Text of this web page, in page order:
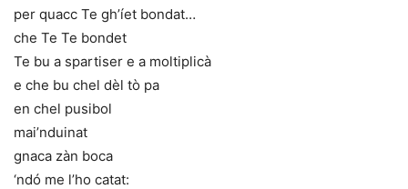
per quacc Te gh’íet bondat…
che Te Te bondet
Te bu a spartiser e a moltiplicà
e che bu chel dèl tò pa
en chel pusibol
mai’nduinat
gnaca zàn boca
‘ndó me l’ho catat: